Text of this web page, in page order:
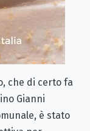
che di certo fa
Gianni
è stato